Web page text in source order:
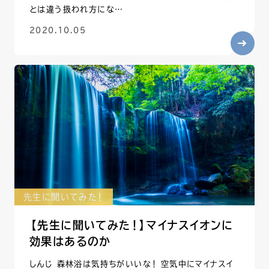
とは違う扱われ方にな…
2020.10.05
先生に聞いてみた！
【先生に聞いてみた！】マイナスイオンに
効果はあるのか
しんじ 森林浴は気持ちがいいな！ 空気中にマイナスイ